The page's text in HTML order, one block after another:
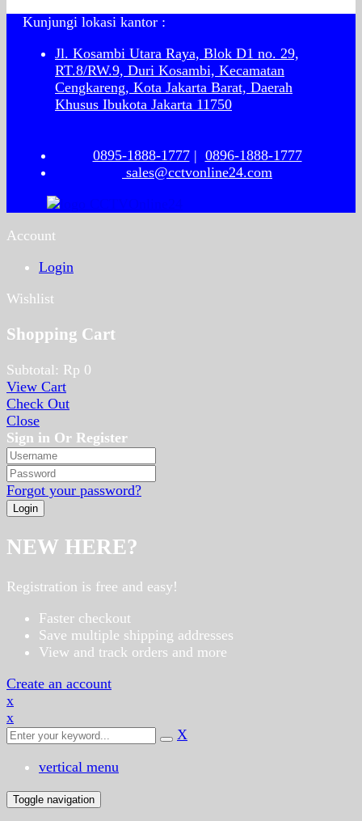
Kunjungi lokasi kantor :
Jl. Kosambi Utara Raya, Blok D1 no. 29,
RT.8/RW.9, Duri Kosambi, Kecamatan
Cengkareng, Kota Jakarta Barat, Daerah
Khusus Ibukota Jakarta 11750
0895-1888-1777| 0896-1888-1777
sales@cctvonline24.com
Account
Login
Wishlist
Shopping Cart
Subtotal: Rp 0
View Cart
Check Out
Close
Sign in Or Register
Forgot your password?
NEW HERE?
Registration is free and easy!
Faster checkout
Save multiple shipping addresses
View and track orders and more
Create an account
x
x
X
vertical menu
Toggle navigation